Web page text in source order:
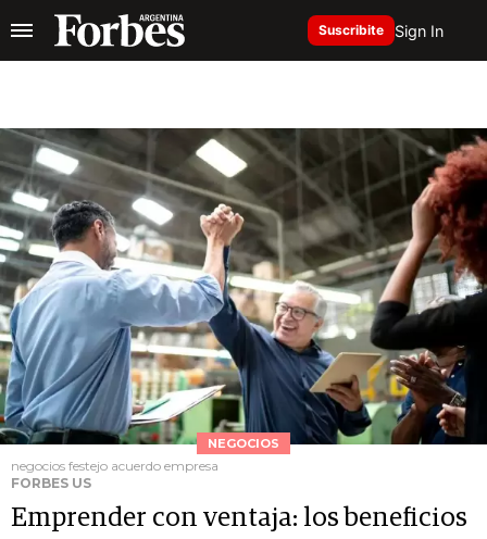
Suscribite Sign In
NEGOCIOS
negocios festejo acuerdo empresa
FORBES US
Emprender con ventaja: los beneficios